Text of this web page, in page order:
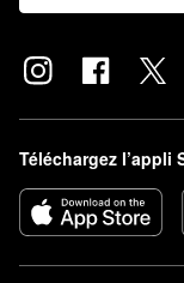
Téléchargez l’appli